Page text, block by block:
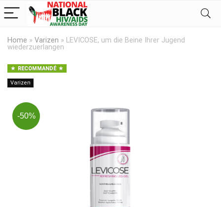
Home » Varizen » LEVICOSE, um die Beine Ihrer Jugend
wiederzuerlangen
RECOMMANDÉ
Varizen
-50%